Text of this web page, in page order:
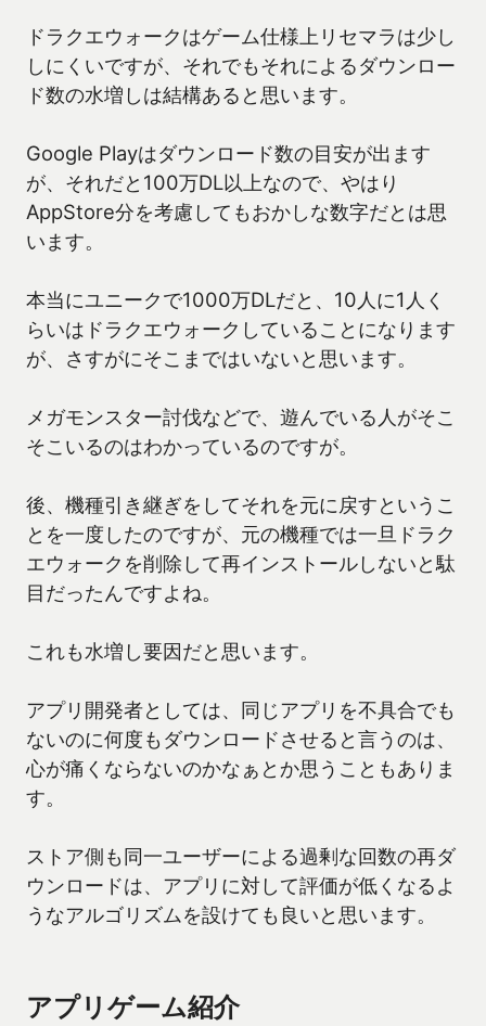
ドラクエウォークはゲーム仕様上リセマラは少し
しにくいですが、それでもそれによるダウンロー
ド数の水増しは結構あると思います。
Google Playはダウンロード数の目安が出ます
が、それだと100万DL以上なので、やはり
AppStore分を考慮してもおかしな数字だとは思
います。
本当にユニークで1000万DLだと、10人に1人く
らいはドラクエウォークしていることになります
が、さすがにそこまではいないと思います。
メガモンスター討伐などで、遊んでいる人がそこ
そこいるのはわかっているのですが。
後、機種引き継ぎをしてそれを元に戻すというこ
とを一度したのですが、元の機種では一旦ドラク
エウォークを削除して再インストールしないと駄
目だったんですよね。
これも水増し要因だと思います。
アプリ開発者としては、同じアプリを不具合でも
ないのに何度もダウンロードさせると言うのは、
心が痛くならないのかなぁとか思うこともありま
す。
ストア側も同一ユーザーによる過剰な回数の再ダ
ウンロードは、アプリに対して評価が低くなるよ
うなアルゴリズムを設けても良いと思います。
アプリゲーム紹介